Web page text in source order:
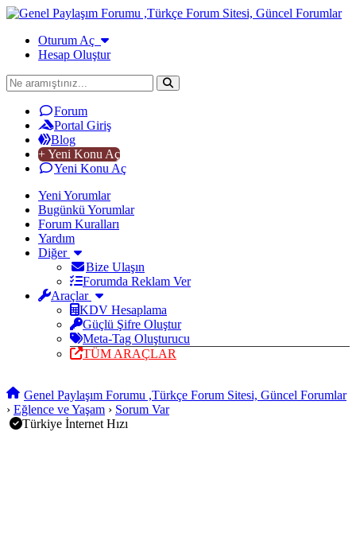
Oturum Aç
Hesap Oluştur
Forum
Portal Giriş
Blog
+ Yeni Konu Aç
Yeni Konu Aç
Yeni Yorumlar
Bugünkü Yorumlar
Forum Kuralları
Yardım
Diğer
Bize Ulaşın
Forumda Reklam Ver
Araçlar
KDV Hesaplama
Güçlü Şifre Oluştur
Meta-Tag Oluşturucu
TÜM ARAÇLAR
Genel Paylaşım Forumu ,Türkçe Forum Sitesi, Güncel Forumlar
› Eğlence ve Yaşam › Sorum Var
Türkiye İnternet Hızı